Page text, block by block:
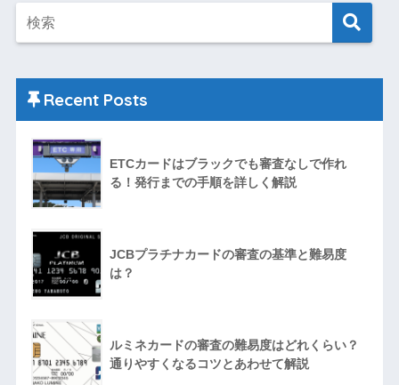
Recent Posts
ETCカードはブラックでも審査なしで作れ
る！発行までの手順を詳しく解説
JCBプラチナカードの審査の基準と難易度
は？
ルミネカードの審査の難易度はどれくらい？
通りやすくなるコツとあわせて解説